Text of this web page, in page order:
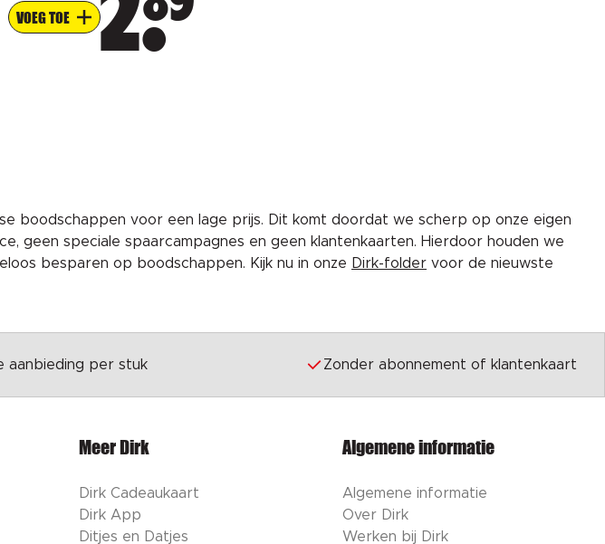
VOEG TOE 2
boodschappen voor een lage prijs. Dit komt doordat we scherp op onze eigen
geen speciale spaarcampagnes en geen klantenkaarten. Hierdoor houden we
besparen op boodschappen. Kijk nu in onze Dirk-folder voor de nieuwste
aanbieding per stuk Zonder abonnement of klantenkaart
Meer Dirk
Dirk Cadeaukaart
Dirk App
Ditjes en Datjes
Algemene informatie
Algemene informatie
Over Dirk
Werken bij Dirk